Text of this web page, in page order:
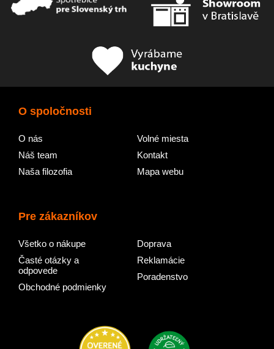
O spoločnosti
O nás
Náš team
Naša filozofia
Volné miesta
Kontakt
Mapa webu
Pre zákazníkov
Všetko o nákupe
Časté otázky a
odpovede
Obchodné podmienky
Doprava
Reklamácie
Poradenstvo